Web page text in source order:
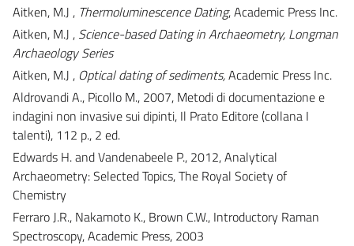
Aitken, M.J , Thermoluminescence Dating, Academic Press Inc.
Aitken, M.J , Science-based Dating in Archaeometry, Longman
Archaeology Series
Aitken, M.J , Optical dating of sediments,Academic Press Inc.
Aldrovandi A., Picollo M., 2007, Metodi di documentazione e
indagini non invasive sui dipinti, Il Prato Editore (collana I
talenti), 112 p., 2 ed.
Edwards H. and Vandenabeele P., 2012, Analytical
Archaeometry: Selected Topics, The Royal Society of
Chemistry
Ferraro J.R., Nakamoto K., Brown C.W., Introductory Raman
Spectroscopy, Academic Press, 2003